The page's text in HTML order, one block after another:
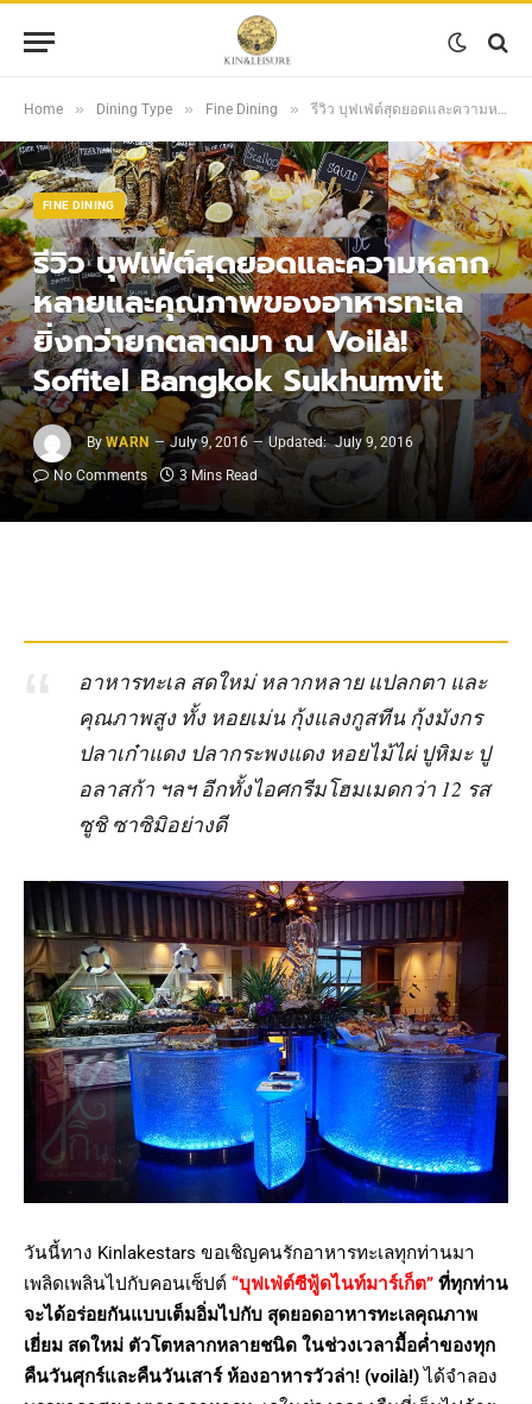
Home » Dining Type » Fine Dining » รีวิว บุฟเฟ่ต์สุดยอดและความหลากหลายและคุณภาพของอาหารทะเล ยิ่งกว่ายกตลาดมา ณ Voilà! Sofitel Bangkok Sukhumvit
FINE DINING
รีวิว บุฟเฟ่ต์สุดยอดและความหลาก
หลายและคุณภาพของอาหารทะเล
ยิ่งกว่ายกตลาดมา ณ Voilà!
Sofitel Bangkok Sukhumvit
By WARN July 9, 2016 Updated: July 9, 2016
No Comments
3 Mins Read
อาหารทะเล สดใหม่ หลากหลาย แปลกตา และ
คุณภาพสูง ทั้ง หอยเม่น กุ้งแลงกูสทีน กุ้งมังกร
ปลาเก๋าแดง ปลากระพงแดง หอยไม้ไผ่ ปูหิมะ ปู
อลาสก้า ฯลฯ อีกทั้งไอศกรีมโฮมเมดกว่า 12 รส
ซูชิ ซาซิมิอย่างดี
วันนี้ทาง Kinlakestars ขอเชิญคนรักอาหารทะเลทุกท่านมา
เพลิดเพลินไปกับคอนเซ็ปต์ “บุฟเฟ่ต์ซีฟู้ดไนท์มาร์เก็ต” ที่ทุกท่าน
จะได้อร่อยกันแบบเต็มอิ่มไปกับ สุดยอดอาหารทะเลคุณภาพ
เยี่ยม สดใหม่ ตัวโตหลากหลายชนิด ในช่วงเวลามื้อค่ำของทุก
คืนวันศุกร์และคืนวันเสาร์ ห้องอาหารวัวล่า! (voilà!)ได้จำลอง